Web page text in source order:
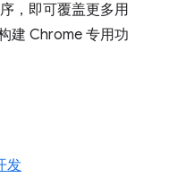
，即可覆盖更多用
建 Chrome 专用功
发